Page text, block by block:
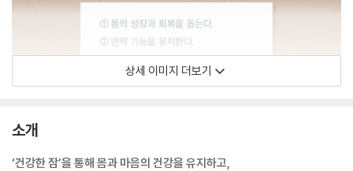
상세 이미지 더보기
소개
‘건강한 잠’을 통해 몸과 마음의 건강을 유지하고,